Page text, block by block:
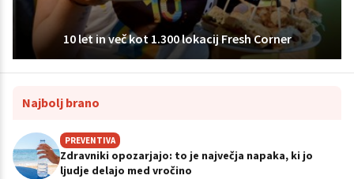
10 let in več kot 1.300 lokacij Fresh Corner
Najbolj brano
PREVENTIVA
Zdravniki opozarjajo: to je največja napaka, ki jo
ljudje delajo med vročino